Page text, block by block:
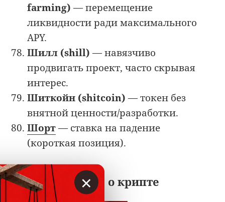
farming) — перемещение
ликвидности ради максимального
APY.
Шилл (shill) — навязчиво
продвигать проект, часто скрывая
интерес.
Шиткойн (shitcoin) — токен без
внятной ценности/разработки.
Шорт— ставка на падение
(короткая позиция).
Читайте также о крипте
×